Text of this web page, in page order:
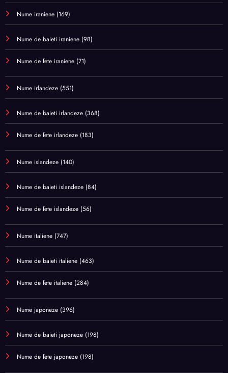
Nume iraniene (169)
Nume de baieti iraniene (98)
Nume de fete iraniene (71)
Nume irlandeze (551)
Nume de baieti irlandeze (368)
Nume de fete irlandeze (183)
Nume islandeze (140)
Nume de baieti islandeze (84)
Nume de fete islandeze (56)
Nume italiene (747)
Nume de baieti italiene (463)
Nume de fete italiene (284)
Nume japoneze (396)
Nume de baieti japoneze (198)
Nume de fete japoneze (198)